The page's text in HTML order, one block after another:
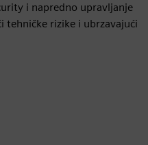
i napredno upravljanje
tehničke rizike i ubrzavajući